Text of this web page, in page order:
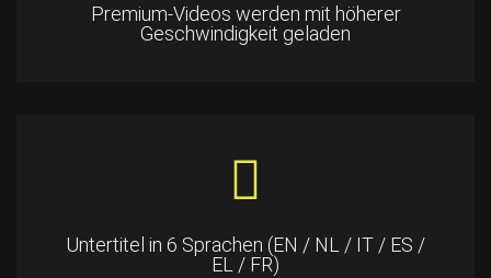
Premium-Videos werden mit höherer
Geschwindigkeit geladen
Untertitel in 6 Sprachen (EN / NL / IT / ES /
EL / FR)